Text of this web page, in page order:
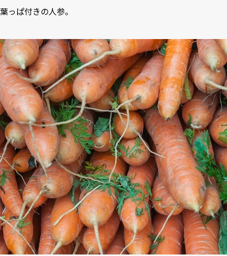
葉っぱ付きの人参。